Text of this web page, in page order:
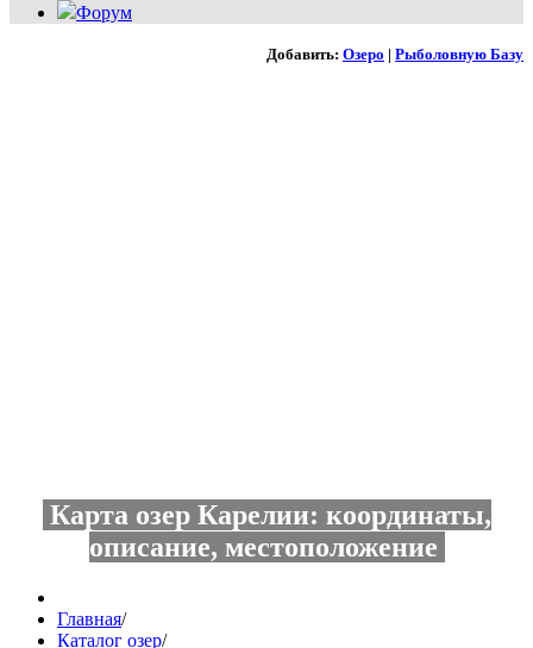
Форум
Добавить: Озеро | Рыболовную Базу
Карта озер Карелии: координаты,
описание, местоположение
Главная/
Каталог озер/